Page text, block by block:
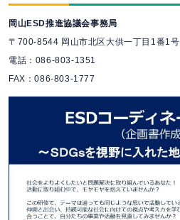
岡山ESD推進協議会事務局
〒700-8544 岡山市北区大供一丁目1番1号
電話：086-803-1351
FAX：086-803-1777